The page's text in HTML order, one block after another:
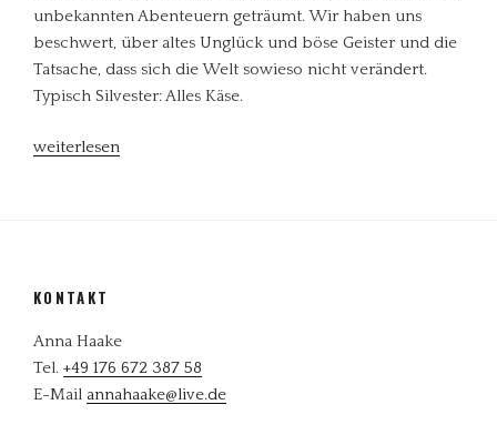
unbekannten Abenteuern geträumt. Wir haben uns
beschwert, über altes Unglück und böse Geister und die
Tatsache, dass sich die Welt sowieso nicht verändert.
Typisch Silvester: Alles Käse.
„Guten
weiterlesen
KONTAKT
Anna Haake
Tel. +49 176 672 387 58
E-Mail annahaake@live.de